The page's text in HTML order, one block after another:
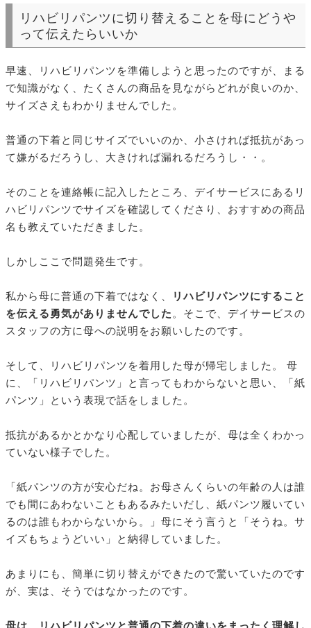
リハビリパンツに切り替えることを母にどうや
って伝えたらいいか
早速、リハビリパンツを準備しようと思ったのですが、まる
で知識がなく、たくさんの商品を見ながらどれが良いのか、
サイズさえもわかりませんでした。
普通の下着と同じサイズでいいのか、小さければ抵抗があっ
て嫌がるだろうし、大きければ漏れるだろうし・・。
そのことを連絡帳に記入したところ、デイサービスにあるリ
ハビリパンツでサイズを確認してくださり、おすすめの商品
名も教えていただきました。
しかしここで問題発生です。
私から母に普通の下着ではなく、
リハビリパンツにすること
を伝える勇気がありませんでした 。そこで、デイサービスの
スタッフの方に母への説明をお願いしたのです。
そして、リハビリパンツを着用した母が帰宅しました。 母
に、「リハビリパンツ」と言ってもわからないと思い、「紙
パンツ」という表現で話をしました。
抵抗があるかとかなり心配していましたが、母は全くわかっ
ていない様子でした。
「紙パンツの方が安心だね。お母さんくらいの年齢の人は誰
でも間にあわないこともあるみたいだし、紙パンツ履いてい
るのは誰もわからないから。」母にそう言うと「そうね。サ
イズもちょうどいい」と納得していました。
あまりにも、簡単に切り替えができたので驚いていたのです
が、実は、そうではなかったのです。